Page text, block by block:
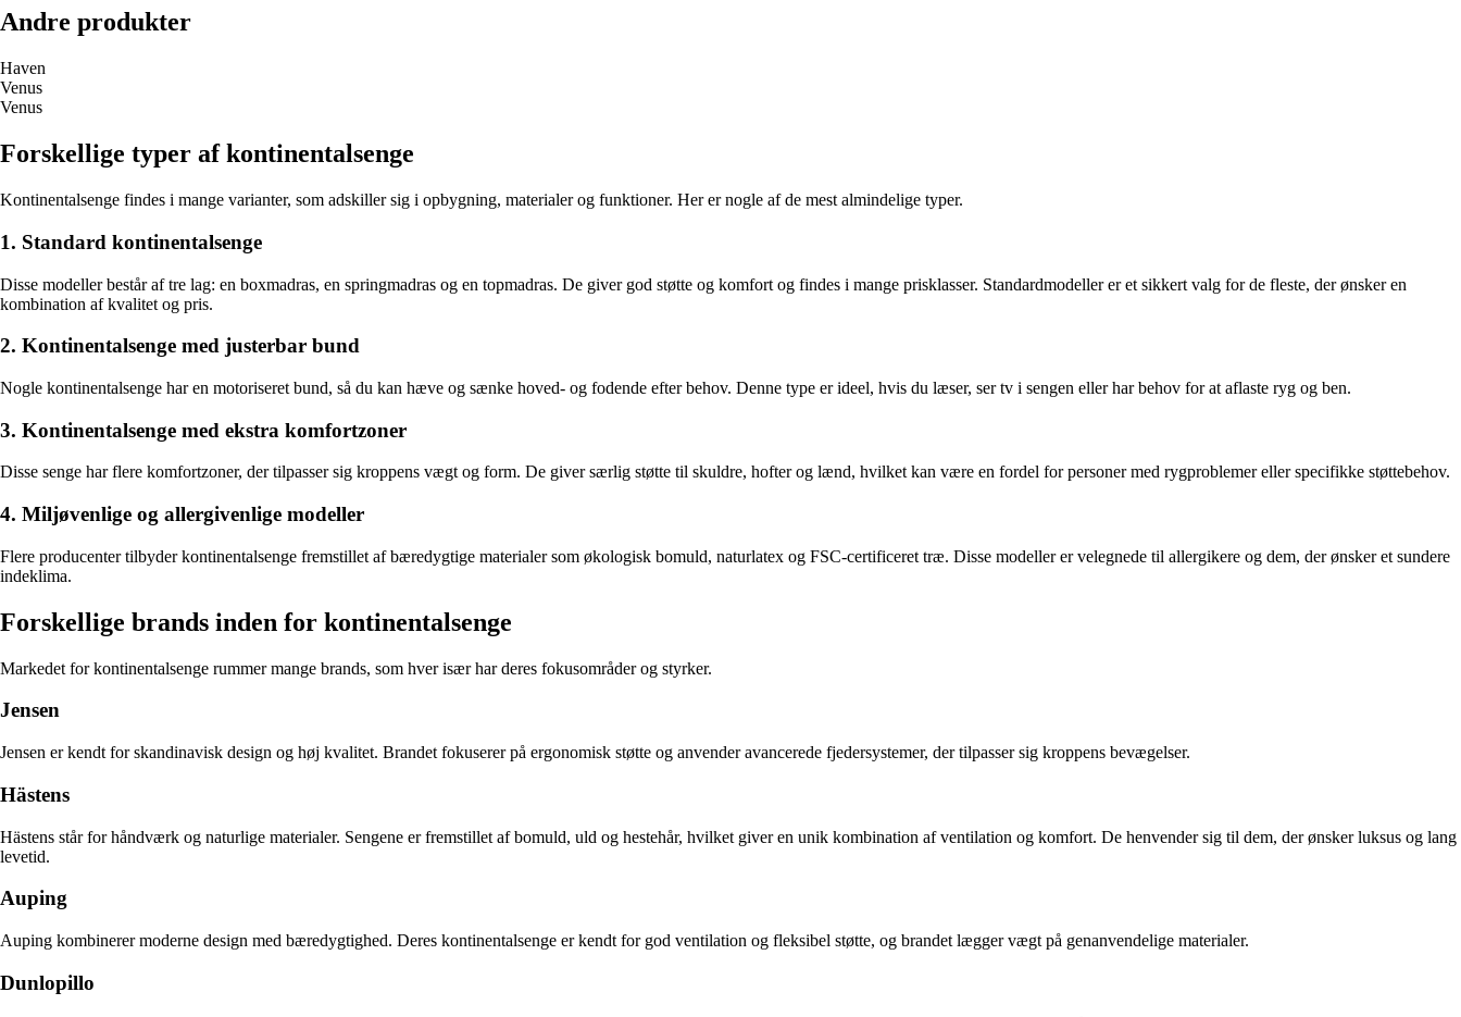
Andre produkter
Haven
Venus
Venus
Forskellige typer af kontinentalsenge
Kontinentalsenge findes i mange varianter, som adskiller sig i opbygning, materialer og funktioner. Her er nogle af de mest almindelige typer.
1. Standard kontinentalsenge
Disse modeller består af tre lag: en boxmadras, en springmadras og en topmadras. De giver god støtte og komfort og findes i mange prisklasser. Standardmodeller er et sikkert valg for de fleste, der ønsker en
kombination af kvalitet og pris.
2. Kontinentalsenge med justerbar bund
Nogle kontinentalsenge har en motoriseret bund, så du kan hæve og sænke hoved- og fodende efter behov. Denne type er ideel, hvis du læser, ser tv i sengen eller har behov for at aflaste ryg og ben.
3. Kontinentalsenge med ekstra komfortzoner
Disse senge har flere komfortzoner, der tilpasser sig kroppens vægt og form. De giver særlig støtte til skuldre, hofter og lænd, hvilket kan være en fordel for personer med rygproblemer eller specifikke støttebehov.
4. Miljøvenlige og allergivenlige modeller
Flere producenter tilbyder kontinentalsenge fremstillet af bæredygtige materialer som økologisk bomuld, naturlatex og FSC-certificeret træ. Disse modeller er velegnede til allergikere og dem, der ønsker et sundere
indeklima.
Forskellige brands inden for kontinentalsenge
Markedet for kontinentalsenge rummer mange brands, som hver især har deres fokusområder og styrker.
Jensen
Jensen er kendt for skandinavisk design og høj kvalitet. Brandet fokuserer på ergonomisk støtte og anvender avancerede fjedersystemer, der tilpasser sig kroppens bevægelser.
Hästens
Hästens står for håndværk og naturlige materialer. Sengene er fremstillet af bomuld, uld og hestehår, hvilket giver en unik kombination af ventilation og komfort. De henvender sig til dem, der ønsker luksus og lang
levetid.
Auping
Auping kombinerer moderne design med bæredygtighed. Deres kontinentalsenge er kendt for god ventilation og fleksibel støtte, og brandet lægger vægt på genanvendelige materialer.
Dunlopillo